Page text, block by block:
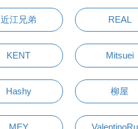
近江兄弟 REAL
KENT Mitsuei
Hashy 柳屋
MEY